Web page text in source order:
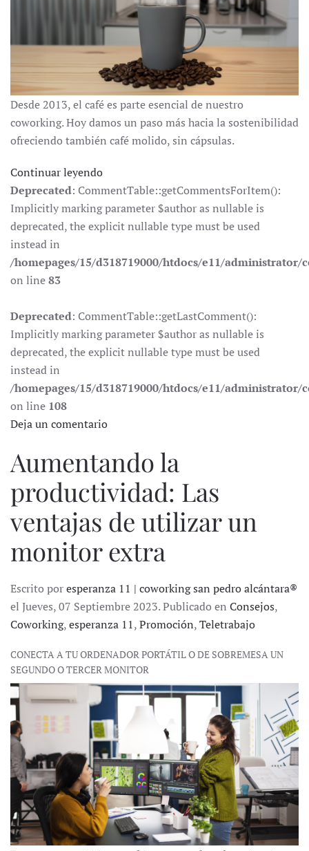
Desde 2013, el café es parte esencial de nuestro
coworking. Hoy damos un paso más hacia la sostenibilidad
ofreciendo también café molido, sin cápsulas.
Continuar leyendo
Deprecated: CommentTable::getCommentsForItem():
Implicitly marking parameter $author as nullable is
deprecated, the explicit nullable type must be used
instead in
/homepages/15/d318719000/htdocs/e11/
on line83
Deprecated: CommentTable::getLastComment():
Implicitly marking parameter $author as nullable is
deprecated, the explicit nullable type must be used
instead in
/homepages/15/d318719000/htdocs/e11/
on line 108
Deja un comentario
Aumentando la
productividad: Las
ventajas de utilizar un
monitor extra
Escrito poresperanza 11 | coworking san pedro alcántara®
el Jueves, 07 Septiembre 2023. Publicado en Consejos,
Coworking,esperanza 11,Promoción,Teletrabajo
CONECTA A TU ORDENADOR PORTÁTIL O DE SOBREMESA UN
SEGUNDO O TERCER MONITOR